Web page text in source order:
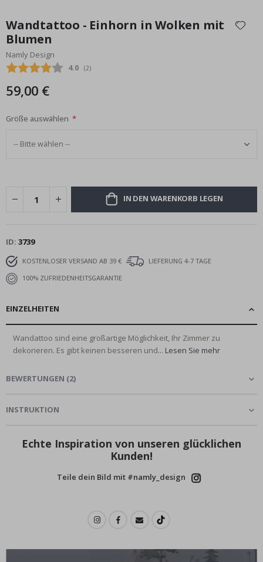
der
Bildgalerie
springen
Wandtattoo - Einhorn in Wolken mit
Blumen
Namly Design
Durchschnittliche Bewertung:
4.0 (abgegebene bewertungen:
2)
59,00 €
Größe auswählen
IN DEN WARENKORB LEGEN
ID 3739
KOSTENLOSER VERSAND AB 39 €
LIEFERUNG 4-7 TAGE
100% ZUFRIEDENHEITSGARANTIE
EINZELHEITEN
Wandattoo sind eine großartige Möglichkeit, Ihr Zimmer zu
dekorieren. Es gibt keinen besseren und... Lesen Sie mehr
BEWERTUNGEN (2)
INSTRUKTION
Echte Inspiration von unseren glücklichen
Kunden!
Teile dein Bild mit #namly_design